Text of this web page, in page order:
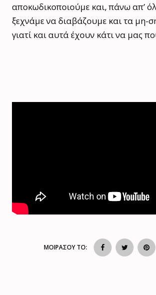
αποκωδικοποιούμε και, πάνω απ’
ξεχνάμε να διαβάζουμε και τα μη-
γιατί και αυτά έχουν κάτι να μας
ΜΟΙΡΑΣΟΥ ΤΟ: